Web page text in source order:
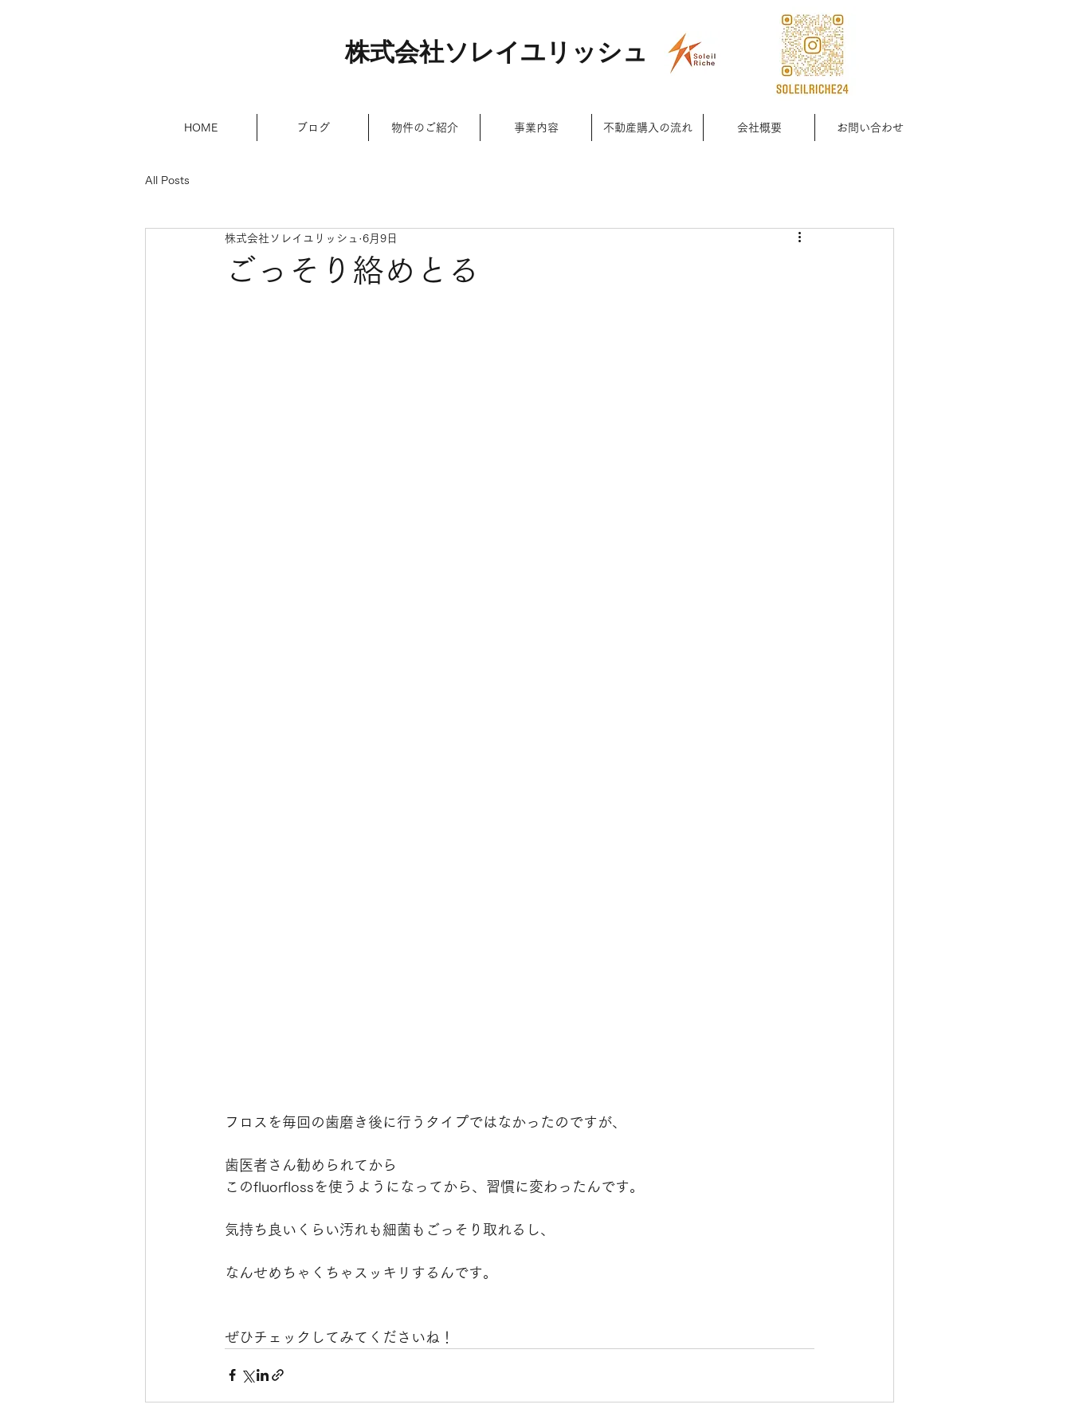
株式会社ソレイユリッシュ
HOME ブログ 物件のご紹介 事業内容 不動産購入の流れ 会社概要 お問い合わせ
All Posts
ごっそり絡めとる
株式会社ソレイユリッシュ 6月9日
フロスを毎回の歯磨き後に行うタイプではなかったのですが、
歯医者さん勧められてから
このfluorflossを使うようになってから、習慣に変わったんです。
気持ち良いくらい汚れも細菌もごっそり取れるし、
なんせめちゃくちゃスッキリするんです。
ぜひチェックしてみてくださいね！